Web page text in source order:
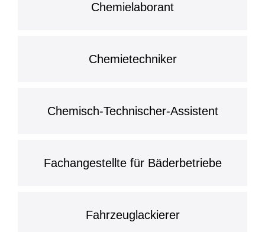
Chemielaborant
Chemietechniker
Chemisch-Technischer-Assistent
Fachangestellte für Bäderbetriebe
Fahrzeuglackierer